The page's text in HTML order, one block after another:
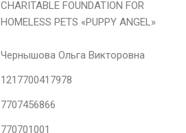
CHARITABLE FOUNDATION FOR
HOMELESS PETS «PUPPY ANGEL»
Чернышова Ольга Викторовна
1217700417978
7707456866
770701001